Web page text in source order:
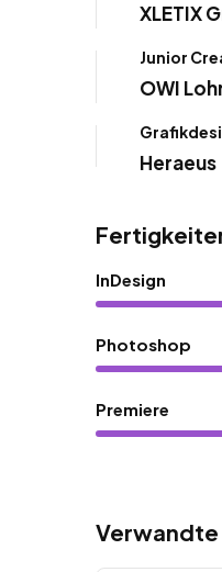
XLETIX
Junior
OWI
Heraeus
InDesign
Photoshop
Premiere